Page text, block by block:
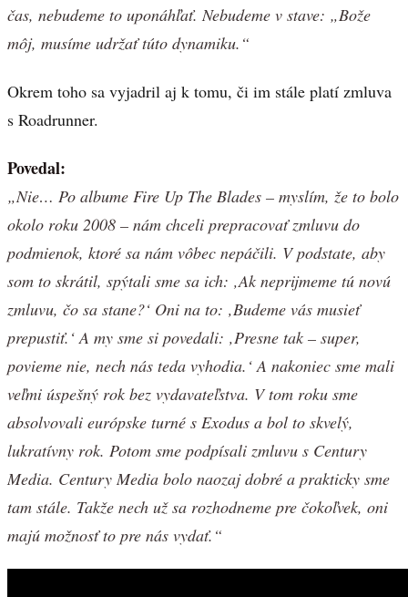
čas, nebudeme to uponáhľať. Nebudeme v stave: „Bože
môj, musíme udržať túto dynamiku.“
Okrem toho sa vyjadril aj k tomu, či im stále platí zmluva
s Roadrunner.
Povedal:
„Nie… Po albume Fire Up The Blades – myslím, že to bolo
okolo roku 2008 – nám chceli prepracovať zmluvu do
podmienok, ktoré sa nám vôbec nepáčili. V podstate, aby
som to skrátil, spýtali sme sa ich: ‚Ak neprijmeme tú novú
zmluvu, čo sa stane?‘ Oni na to: ‚Budeme vás musieť
prepustiť.‘ A my sme si povedali: ‚Presne tak – super,
povieme nie, nech nás teda vyhodia.‘ A nakoniec sme mali
veľmi úspešný rok bez vydavateľstva. V tom roku sme
absolvovali európske turné s Exodus a bol to skvelý,
lukratívny rok. Potom sme podpísali zmluvu s Century
Media. Century Media bolo naozaj dobré a prakticky sme
tam stále. Takže nech už sa rozhodneme pre čokoľvek, oni
majú možnosť to pre nás vydať.“